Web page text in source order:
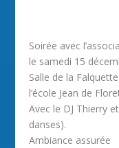
Soirée avec
le samedi 15
Salle de la
l’école Jean de
Avec le DJ Thierry
danses).
Ambiance assurée